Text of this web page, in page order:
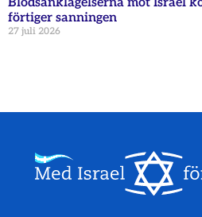
förtiger sanningen
27 juli 2026